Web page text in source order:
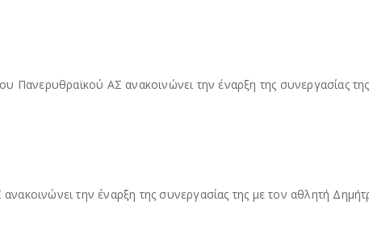
Πανερυθραϊκού ΑΣ ανακοινώνει την έναρξη της συνεργασίας
την έναρξη της συνεργασίας της με τον αθλητή